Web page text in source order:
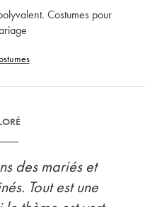
Costumes pour
des mariés et
Tout est une